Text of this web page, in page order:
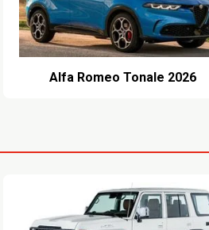
Alfa Romeo Tonale 2026